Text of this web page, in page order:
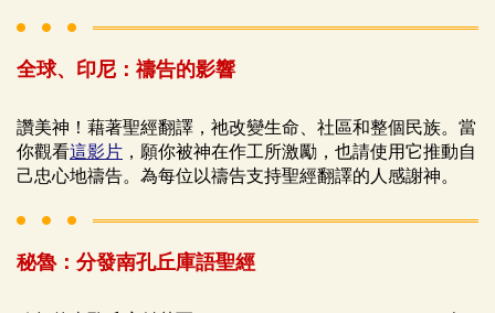
全球、印尼：禱告的影響
讚美神！藉著聖經翻譯，祂改變生命、社區和整個民族。當
你觀看這影片 ，願你被神在作工所激勵，也請使用它推動自
己忠心地禱告。為每位以禱告支持聖經翻譯的人感謝神。
秘魯：分發南孔丘庫語聖經